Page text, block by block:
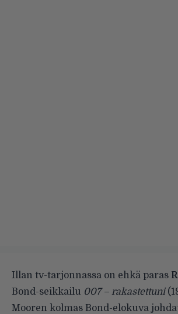
Illan tv-tarjonnassa on ehkä paras
Bond-seikkailu 007 – rakastettuni
Mooren kolmas Bond-elokuva